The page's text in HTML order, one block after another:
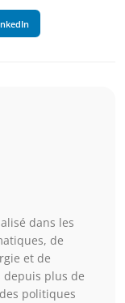
dans les
de
et de
depuis plus de
politiques